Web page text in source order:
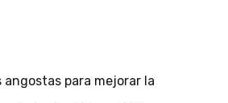
angostas para mejorar la